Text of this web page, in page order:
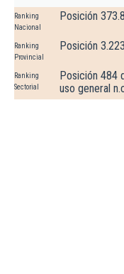
Ranking
Nacional
Posición
Ranking
Provincial
Posición
Ranking
Sectorial
Posición 484
uso general